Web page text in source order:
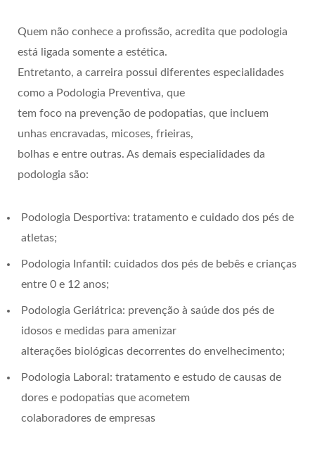
Quem não conhece a profissão, acredita que podologia
está ligada somente a estética.
Entretanto, a carreira possui diferentes especialidades
como a Podologia Preventiva, que
tem foco na prevenção de podopatias, que incluem
unhas encravadas, micoses, frieiras,
bolhas e entre outras. As demais especialidades da
podologia são:
Podologia Desportiva: tratamento e cuidado dos pés de
atletas;
Podologia Infantil: cuidados dos pés de bebês e crianças
entre 0 e 12 anos;
Podologia Geriátrica: prevenção à saúde dos pés de
idosos e medidas para amenizar
alterações biológicas decorrentes do envelhecimento;
Podologia Laboral: tratamento e estudo de causas de
dores e podopatias que acometem
colaboradores de empresas